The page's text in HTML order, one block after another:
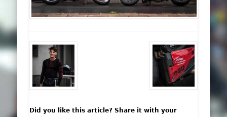
Did you like this article? Share it with your